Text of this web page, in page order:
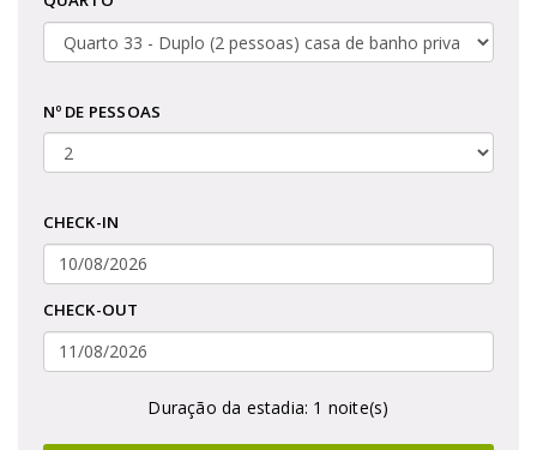
Nº DE PESSOAS
CHECK-IN
CHECK-OUT
Duração da estadia: 1 noite(s)